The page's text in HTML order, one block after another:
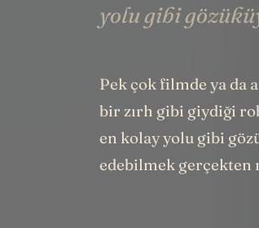
yolu gibi
Pek çok filmde ya da
bir zırh gibi giydiği
en kolay yolu gibi
edebilmek gerçekten